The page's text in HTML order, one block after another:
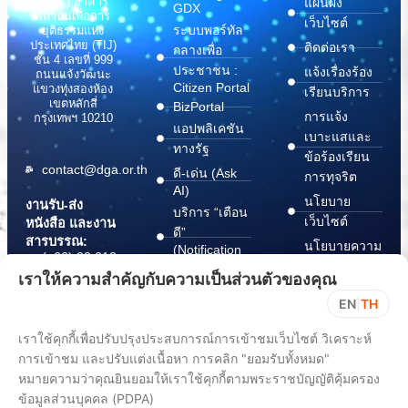
สถาบันเพื่อการ
ยุติธรรมแห่ง
ประเทศไทย (TIJ)
ชั้น 4 เลขที่ 999
ถนนแจ้งวัฒนะ
แขวงทุ่งสองห้อง
เขตหลักสี่
กรุงเทพฯ 10210
contact@dga.or.th
งานรับ-ส่ง
หนังสือ และงาน
สารบรรณ:
(+66) 02 612
6000
saraban@dga.or.th
Center:
(+66) 02 612
GDX
ระบบพอร์ทัล
กลางเพื่อ
ประชาชน :
Citizen Portal
BizPortal
แอปพลิเคชัน
ทางรัฐ
ดี-เด่น (Ask
AI)
บริการ “เตือน
ดี”
(Notification
บริการ
(Document
Wallet)
เว็บไซต์
ติดต่อเรา
แจ้งเรื่องร้อง
เรียนบริการ
การแจ้ง
เบาะแสและ
ข้อร้องเรียน
การทุจริต
นโยบาย
เว็บไซต์
นโยบายความ
ปลอดภัย
สารสนเทศ
ChangeLog
เราให้ความสำคัญกับความเป็นส่วนตัวของคุณ
EN TH
เราใช้คุกกี้เพื่อปรับปรุงประสบการณ์การเข้าชมเว็บไซต์ วิเคราะห์
การเข้าชม และปรับแต่งเนื้อหา การคลิก "ยอมรับทั้งหมด"
หมายความว่าคุณยินยอมให้เราใช้คุกกี้ตามพระราชบัญญัติคุ้มครอง
ข้อมูลส่วนบุคคล (PDPA)